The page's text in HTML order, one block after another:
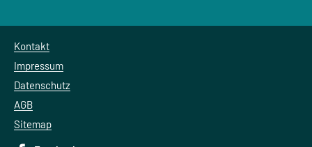
Kontakt
Impressum
Datenschutz
AGB
Sitemap